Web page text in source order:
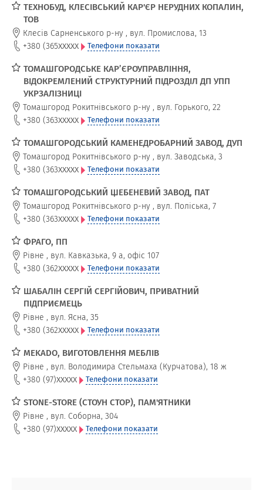
ТЕХНОБУД, КЛЕСІВСЬКИЙ КАР'ЄР НЕРУДНИХ КОПАЛИН,
ТОВ
Клесів Сарненського р-ну , вул. Промислова, 13
+380 (365xxxxx Телефони показати
ТОМАШГОРОДСЬКЕ КАР’ЄРОУПРАВЛІННЯ,
ВІДОКРЕМЛЕНИЙ СТРУКТУРНИЙ ПІДРОЗДІЛ ДП УПП
УКРЗАЛІЗНИЦІ
Томашгород Рокитнівського р-ну , вул. Горького, 22
+380 (363xxxxx Телефони показати
ТОМАШГОРОДСЬКИЙ КАМЕНЕДРОБАРНИЙ ЗАВОД, ДУП
Томашгород Рокитнівського р-ну , вул. Заводська, 3
+380 (363xxxxx Телефони показати
ТОМАШГОРОДСЬКИЙ ЩЕБЕНЕВИЙ ЗАВОД, ПАТ
Томашгород Рокитнівського р-ну , вул. Поліська, 7
+380 (363xxxxx Телефони показати
ФРАГО, ПП
Рівне , вул. Кавказька, 9 а, офіс 107
+380 (362xxxxx Телефони показати
ШАБАЛІН СЕРГІЙ СЕРГІЙОВИЧ, ПРИВАТНИЙ
ПІДПРИЄМЕЦЬ
Рівне , вул. Ясна, 35
+380 (362xxxxx Телефони показати
MEKADO, ВИГОТОВЛЕННЯ МЕБЛІВ
Рівне , вул. Володимира Стельмаха (Курчатова), 18 ж
+380 (97)xxxxx Телефони показати
STONE-STORE (СТОУН СТОР), ПАМ'ЯТНИКИ
Рівне , вул. Соборна, 304
+380 (97)xxxxx Телефони показати